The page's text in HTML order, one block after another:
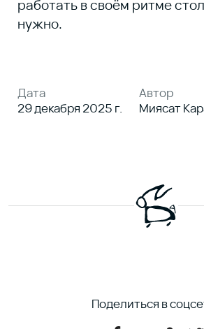
Я даю согласие на получение
рекламной
и информационной рассылки
КУЛЬТУРА